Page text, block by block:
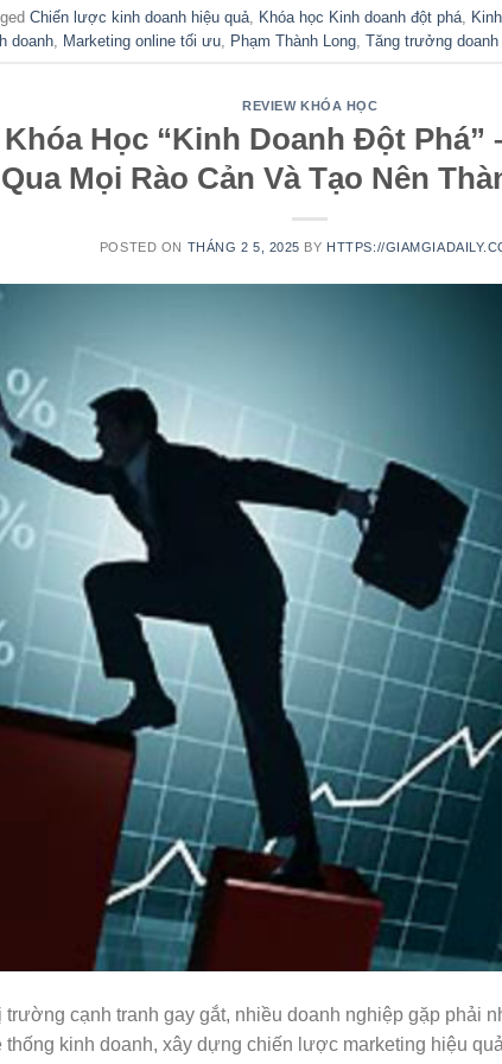
Chiến lược kinh doanh hiệu quả Khóa học Kinh doanh đột phá
doanh Marketing online tối ưu Phạm Thành Long Tăng trưởng doanh
REVIEW KHÓA HỌC
Khóa Học “Kinh Doanh Đột Phá”
Qua Mọi Rào Cản Và Tạo Nên
POSTED ON THÁNG 2 5, 2025 BY HTTPS://
trường cạnh tranh gay gắt, nhiều doanh nghiệp gặp phải
thống kinh doanh, xây dựng chiến lược marketing hiệu